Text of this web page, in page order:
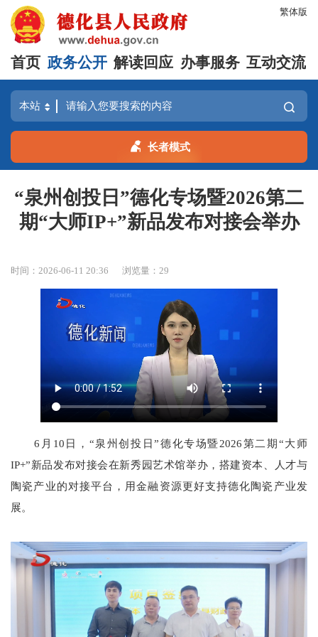
繁体版
首页 政务公开 解读回应 办事服务 互动交流
长者模式
“泉州创投日”德化专场暨2026第二
期“大师IP+”新品发布对接会举办
时间：2026-06-11 20:36 浏览量：29
6月10日，“泉州创投日”德化专场暨2026第二期“大师
IP+”新品发布对接会在新秀园艺术馆举办，搭建资本、人才与
陶瓷产业的对接平台，用金融资源更好支持德化陶瓷产业发
展。